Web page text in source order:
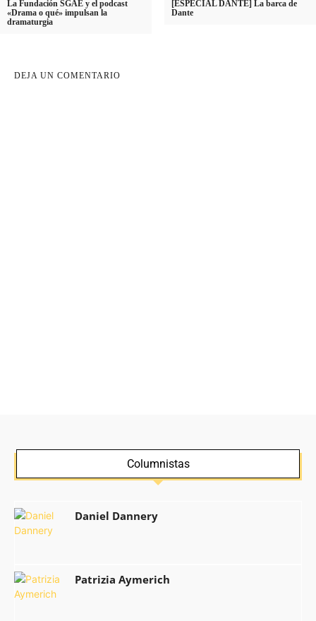
La Fundación SGAE y el podcast
«Drama o qué» impulsan la
dramaturgia
[ESPECIAL DANTE] La barca de
Dante
DEJA UN COMENTARIO
Columnistas
Daniel Dannery
Patrizia Aymerich